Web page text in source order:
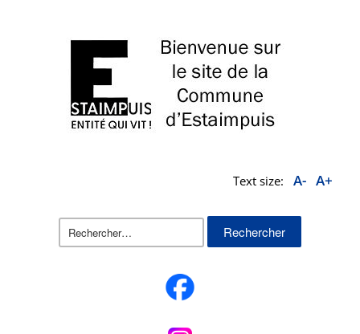
Text size: A- A+
Rechercher :